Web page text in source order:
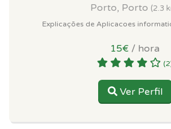
Porto, Porto (2.3
Explicações de Aplicacoes
15€ / hora
Ver Perfil